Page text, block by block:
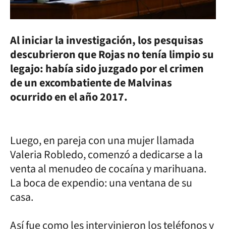
Al iniciar la investigación, los pesquisas
descubrieron que Rojas no tenía limpio su
legajo: había sido juzgado por el crimen
de un excombatiente de Malvinas
ocurrido en el año 2017.
Luego, en pareja con una mujer llamada
Valeria Robledo, comenzó a dedicarse a la
venta al menudeo de cocaína y marihuana.
La boca de expendio: una ventana de su
casa.
Así fue como les intervinieron los teléfonos y